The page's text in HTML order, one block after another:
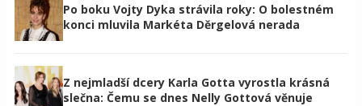
Po boku Vojty Dyka strávila roky: O bolestném
konci mluvila Markéta Děrgelová nerada
Z nejmladší dcery Karla Gotta vyrostla krásná
slečna: Čemu se dnes Nelly Gottová věnuje